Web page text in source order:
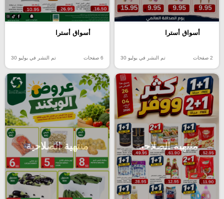
أسواق أسترا
2 صفحات تم النشر في يوليو 30
أسواق أسترا
6 صفحات تم النشر في يوليو 30
منتهية الصلاحية منتهية الصلاحية